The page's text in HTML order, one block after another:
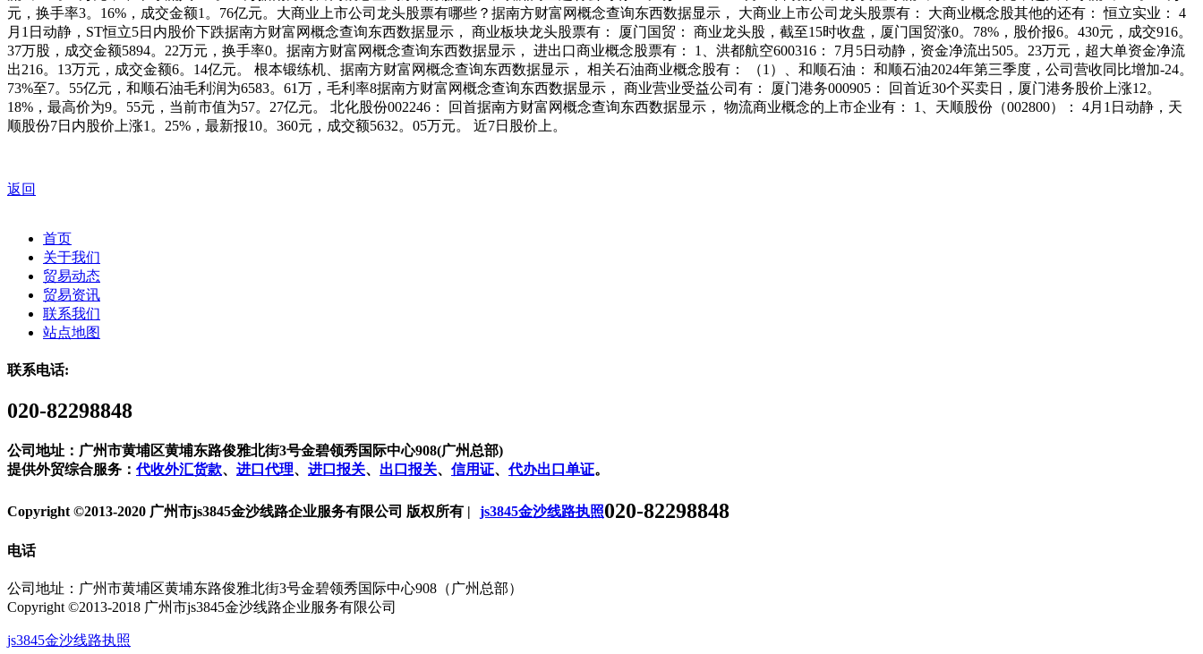
元，换手率3。16%，成交金额1。76亿元。大商业上市公司龙头股票有哪些？据南方财富网概念查询东西数据显示， 大商业上市公司龙头股票有： 大商业概念股其他的还有： 恒立实业： 4
月1日动静，ST恒立5日内股价下跌据南方财富网概念查询东西数据显示， 商业板块龙头股票有： 厦门国贸： 商业龙头股，截至15时收盘，厦门国贸涨0。78%，股价报6。430元，成交916。
37万股，成交金额5894。22万元，换手率0。据南方财富网概念查询东西数据显示， 进出口商业概念股票有： 1、洪都航空600316： 7月5日动静，资金净流出505。23万元，超大单资金净流
出216。13万元，成交金额6。14亿元。 根本锻练机、据南方财富网概念查询东西数据显示， 相关石油商业概念股有： （1）、和顺石油： 和顺石油2024年第三季度，公司营收同比增加-24。
73%至7。55亿元，和顺石油毛利润为6583。61万，毛利率8据南方财富网概念查询东西数据显示， 商业营业受益公司有： 厦门港务000905： 回首近30个买卖日，厦门港务股价上涨12。
18%，最高价为9。55元，当前市值为57。27亿元。 北化股份002246： 回首据南方财富网概念查询东西数据显示， 物流商业概念的上市企业有： 1、天顺股份（002800）： 4月1日动静，天
顺股份7日内股价上涨1。25%，最新报10。360元，成交额5632。05万元。 近7日股价上。
返回
首页
关于我们
贸易动态
贸易资讯
联系我们
站点地图
联系电话:
020-82298848
公司地址：广州市黄埔区黄埔东路俊雅北街3号金碧领秀国际中心908(广州总部)
提供外贸综合服务：代收外汇货款、 进口代理、 进口报关、 出口报关、 信用证、代办出口单证。
Copyright ©2013-2020 广州市js3845金沙线路企业服务有限公司 版权所有 | js3845金沙线路执照020-82298848
电话
公司地址：广州市黄埔区黄埔东路俊雅北街3号金碧领秀国际中心908（广州总部）
Copyright ©2013-2018 广州市js3845金沙线路企业服务有限公司
js3845金沙线路执照